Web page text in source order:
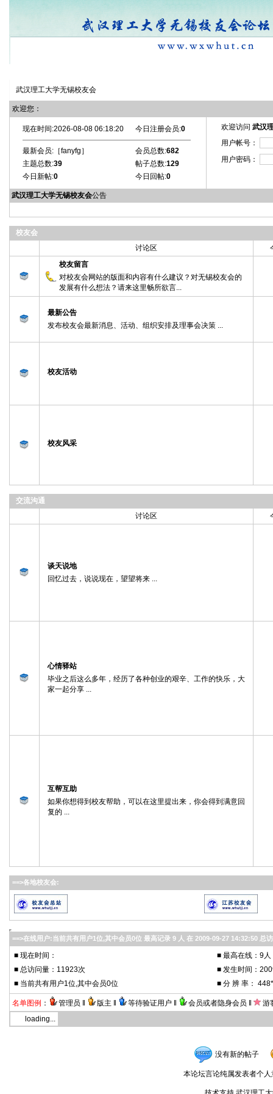
武汉理工大学无锡校友会
欢迎您：
现在时间:2026-08-08 06:18:20 今日注册会员:0
最新会员:［fanyfg ］ 会员总数:682
主题总数:39 帖子总数:129
今日新帖:0 今日回帖:0
欢迎访问 武汉
用户帐号：
用户密码：
武汉理工大学无锡校友会公告
校友会
讨论区
校友留言
对校友会网站的版面和内容有什么建议？对无锡校友会的
发展有什么想法？请来这里畅所欲言...
最新公告
发布校友会最新消息、活动、组织安排及理事会决策 ...
校友活动
校友风采
交流沟通
讨论区
谈天说地
回忆过去，说说现在，望望将来 ...
心情驿站
毕业之后这么多年，经历了各种创业的艰辛、工作的快乐，大
家一起分享 ...
互帮互助
如果你想得到校友帮助，可以在这里提出来，你会得到满意回
复的 ...
==>各地校友会:
==>在线用户:当前共有用户1位,其中会员0位 最高记录 9 人 在 2009-09-27 14:32:50 总
■ 现在时间： ■ 最高在线： 9人
■ 总访问量： 11923次 ■ 发生时间：
■ 当前共有用户1位,其中会员0位 ■ 分 辨 率：
名单图例 ： 管理员 ‖ 版主 ‖ 等待验证用户 ‖ 会员或者隐身会员 ‖
游
loading...
没有新的帖子
本论坛言论纯属发表者个